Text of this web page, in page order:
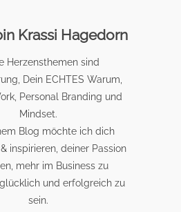
Krassi Hagedorn
Herzensthemen sind
Dein ECHTES Warum,
Personal Branding und
Mindset.
Blog möchte ich dich
inspirieren, deiner Passion
mehr im Business zu
und erfolgreich zu
sein.